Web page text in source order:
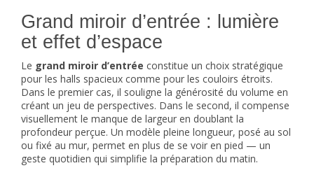
Grand miroir d’entrée : lumière
et effet d’espace
Le grand miroir d’entrée constitue un choix stratégique
pour les halls spacieux comme pour les couloirs étroits.
Dans le premier cas, il souligne la générosité du volume en
créant un jeu de perspectives. Dans le second, il compense
visuellement le manque de largeur en doublant la
profondeur perçue. Un modèle pleine longueur, posé au sol
ou fixé au mur, permet en plus de se voir en pied — un
geste quotidien qui simplifie la préparation du matin.